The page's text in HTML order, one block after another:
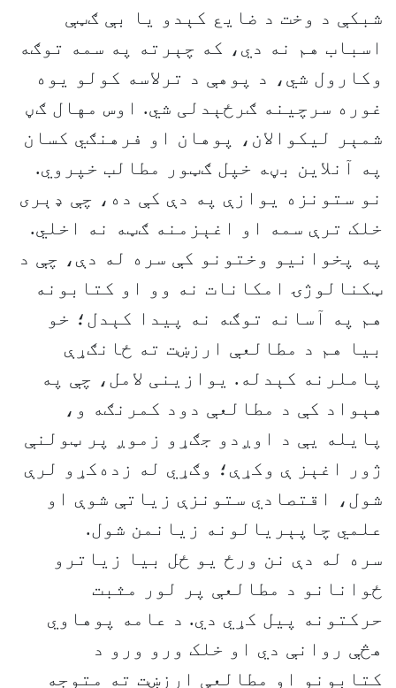
شبکې د وخت د ضایع کېدو یا بې ګټې
اسباب هم نه دي، که چېرته په سمه توګه
وکارول شي، د پوهې د ترلاسه کولو یوه
غوره سرچینه ګرځېدلی شي. اوس مهال ګڼ
شمېر لیکوالان، پوهان او فرهنګي کسان
په آنلاین بڼه خپل ګټور مطالب خپروي.
نو ستونزه یوازې په دې کې ده، چې ډېری
خلک ترې سمه او اغېزمنه ګټه نه اخلي.
په پخوانیو وختونو کې سره له دې، چې د
ټکنالوژۍ امکانات نه وو او کتابونه
هم په آسانه توګه نه پیدا کېدل؛ خو
بیا هم د مطالعې ارزښت ته ځانګړې
پاملرنه کېدله. یوازینی لامل، چې په
هېواد کې د مطالعې دود کمرنګه و،
پایله یې د اوږدو جګړو زموږ پر ټولنې
ژور اغېز ې وکړې؛ وګړي له زده‌کړو لرې
شول، اقتصادي ستونزې زیاتې شوې او
علمي چاپېریالونه زیانمن شول.
سره له دې نن ورځ یو ځل بیا زیاترو
ځوانانو د مطالعې پر لور مثبت
حرکتونه پیل کړي دي. د عامه پوهاوي
هڅې روانې دي او خلک ورو ورو د
کتابونو او مطالعې ارزښت ته متوجه